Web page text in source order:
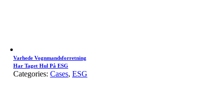
Varhede Vognmandsforretning
Har Taget Hul På ESG
Categories: Cases, ESG